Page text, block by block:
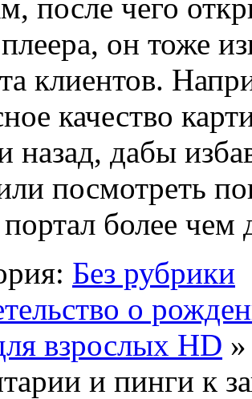
после чего
он тоже
клиентов.
качество
назад, дабы
посмотреть
более чем
Без рубрики
о
взрослых HD »
и пинги к